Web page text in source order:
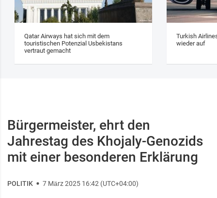
Qatar Airways hat sich mit dem
touristischen Potenzial Usbekistans
vertraut gemacht
Turkish
wieder auf
Bürgermeister, ehrt den
Jahrestag des Khojaly-Genozids
mit einer besonderen Erklärung
POLITIK 7 März 2025 16:42 (UTC+04:00)